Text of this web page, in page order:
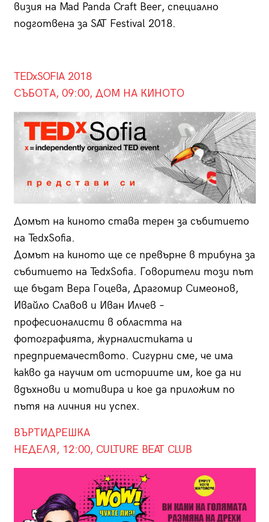
визия на Mad Panda Craft Beer, специално
подготвена за SAT Festival 2018.
TEDxSOFIA 2018
СЪБОТА, 09:00, ДОМ НА КИНОТО
Домът на киното става терен за събитието
на TedxSofia.
Домът на киното ще се превърне в трибуна за
събитието на TedxSofia. Говорители този път
ще бъдат Вера Гоцева, Драгомир Симеонов,
Ивайло Славов и Иван Илчев –
професионалисти в областта на
фотографията, журналистиката и
предприемачеството. Сигурни сме, че има
какво да научим от историите им, кое да ни
вдъхнови и мотивира и кое да приложим по
пътя на личния ни успех.
ВЪРТИДРЕШКА
НЕДЕЛЯ, 12:00, CULTURE BEAT CLUB